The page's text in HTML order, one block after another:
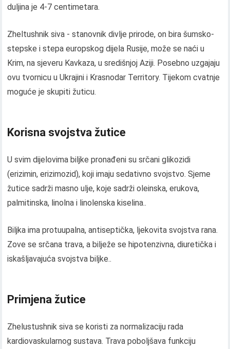
duljina je 4-7 centimetara.
Zheltushnik siva - stanovnik divlje prirode, on bira šumsko-
stepske i stepa europskog dijela Rusije, može se naći u
Krim, na sjeveru Kavkaza, u središnjoj Aziji. Posebno uzgajaju
ovu tvornicu u Ukrajini i Krasnodar Territory. Tijekom cvatnje
moguće je skupiti žuticu.
Korisna svojstva žutice
U svim dijelovima biljke pronađeni su srčani glikozidi
(erizimin, erizimozid), koji imaju sedativno svojstvo. Sjeme
žutice sadrži masno ulje, koje sadrži oleinska, erukova,
palmitinska, linolna i linolenska kiselina..
Biljka ima protuupalna, antiseptička, ljekovita svojstva rana.
Zove se srčana trava, a bilježe se hipotenzivna, diuretička i
iskašljavajuća svojstva biljke..
Primjena žutice
Zhelustushnik siva se koristi za normalizaciju rada
kardiovaskularnog sustava. Trava poboljšava funkciju